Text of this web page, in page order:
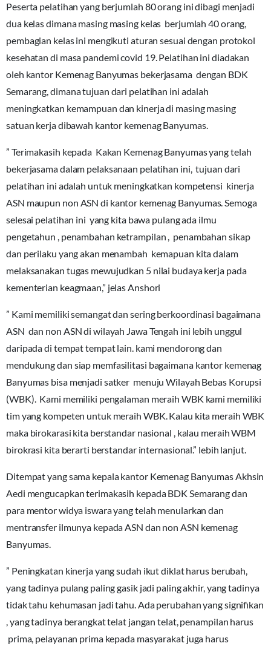
Peserta pelatihan yang berjumlah 80 orang ini dibagi menjadi
dua kelas dimana masing masing kelas berjumlah 40 orang,
pembagian kelas ini mengikuti aturan sesuai dengan protokol
kesehatan di masa pandemi covid 19. Pelatihan ini diadakan
oleh kantor Kemenag Banyumas bekerjasama dengan BDK
Semarang, dimana tujuan dari pelatihan ini adalah
meningkatkan kemampuan dan kinerja di masing masing
satuan kerja dibawah kantor kemenag Banyumas.
” Terimakasih kepada Kakan Kemenag Banyumas yang telah
bekerjasama dalam pelaksanaan pelatihan ini, tujuan dari
pelatihan ini adalah untuk meningkatkan kompetensi kinerja
ASN maupun non ASN di kantor kemenag Banyumas. Semoga
selesai pelatihan ini yang kita bawa pulang ada ilmu
pengetahun , penambahan ketrampilan , penambahan sikap
dan perilaku yang akan menambah kemapuan kita dalam
melaksanakan tugas mewujudkan 5 nilai budaya kerja pada
kementerian keagmaan,” jelas Anshori
” Kami memiliki semangat dan sering berkoordinasi bagaimana
ASN dan non ASN di wilayah Jawa Tengah ini lebih unggul
daripada di tempat tempat lain. kami mendorong dan
mendukung dan siap memfasilitasi bagaimana kantor kemenag
Banyumas bisa menjadi satker menuju Wilayah Bebas Korupsi
(WBK). Kami memiliki pengalaman meraih WBK kami memiliki
tim yang kompeten untuk meraih WBK. Kalau kita meraih WBK
maka birokarasi kita berstandar nasional , kalau meraih WBM
birokrasi kita berarti berstandar internasional.” lebih lanjut.
Ditempat yang sama kepala kantor Kemenag Banyumas Akhsin
Aedi mengucapkan terimakasih kepada BDK Semarang dan
para mentor widya iswara yang telah menularkan dan
mentransfer ilmunya kepada ASN dan non ASN kemenag
Banyumas.
” Peningkatan kinerja yang sudah ikut diklat harus berubah,
yang tadinya pulang paling gasik jadi paling akhir, yang tadinya
tidak tahu kehumasan jadi tahu. Ada perubahan yang signifikan
, yang tadinya berangkat telat jangan telat, penampilan harus
prima, pelayanan prima kepada masyarakat juga harus